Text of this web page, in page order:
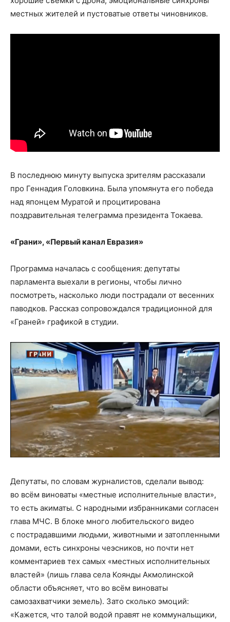
местных жителей и пустоватые ответы чиновников.
В последнюю минуту выпуска зрителям рассказали
про Геннадия Головкина. Была упомянута его победа
над японцем Муратой и процитирована
поздравительная телеграмма президента Токаева.
«Грани», «Первый канал Евразия»
Программа началась с сообщения: депутаты
парламента выехали в регионы, чтобы лично
посмотреть, насколько люди пострадали от весенних
паводков. Рассказ сопровождался традиционной для
«Граней» графикой в студии.
Депутаты, по словам журналистов, сделали вывод:
во всём виноваты «местные исполнительные власти»,
то есть акиматы. С народными избранниками согласен
глава МЧС. В блоке много любительского видео
с пострадавшими людьми, животными и затопленными
домами, есть синхроны чеэсников, но почти нет
комментариев тех самых «местных исполнительных
властей» (лишь глава села Коянды Акмолинской
области объясняет, что во всём виноваты
самозахватчики земель). Зато сколько эмоций:
«Кажется, что талой водой правят не коммунальщики,